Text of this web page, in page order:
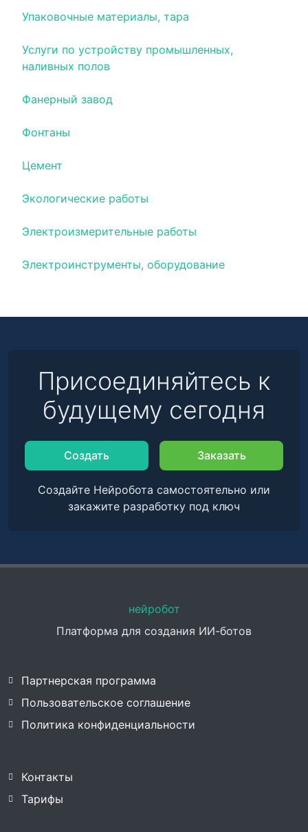
Упаковочные материалы, тара
Услуги по устройству промышленных,
наливных полов
Фанерный завод
Фонтаны
Цемент
Экологические работы
Электроизмерительные работы
Электроинструменты, оборудование
Присоединяйтесь к
будущему сегодня
Создать Заказать
Создайте Нейробота самостоятельно или
закажите разработку под ключ
нейробот
Платформа для создания ИИ-ботов
Партнерская программа
Пользовательское соглашение
Политика конфиденциальности
Контакты
Тарифы